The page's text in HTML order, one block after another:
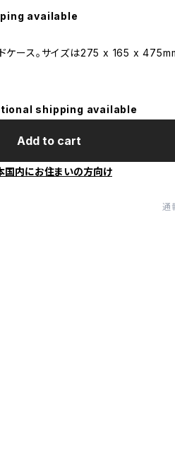
available
ース。サイズは275 x 165 x
shipping available
Add to cart
国内にお住まいの方向け
通